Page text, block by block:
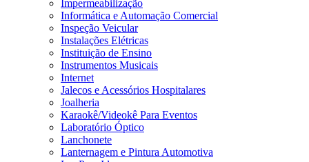
Impermeabilização
Informática e Automação Comercial
Inspeção Veicular
Instalações Elétricas
Instituição de Ensino
Instrumentos Musicais
Internet
Jalecos e Acessórios Hospitalares
Joalheria
Karaokê/Videokê Para Eventos
Laboratório Óptico
Lanchonete
Lanternagem e Pintura Automotiva